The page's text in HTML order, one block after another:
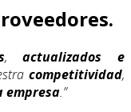
,actualizados e
competitividad,
empresa.”